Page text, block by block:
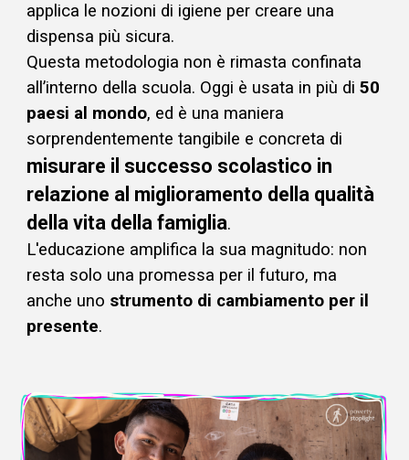
applica le nozioni di igiene per creare una
dispensa più sicura.
Questa metodologia non è rimasta confinata
all’interno della scuola. Oggi è usata in più di50
paesi al mondo, ed è una maniera
sorprendentemente tangibile e concreta di
misurare il successo scolastico in
relazione al miglioramento della qualità
della vita della famiglia.
L'educazione amplifica la sua magnitudo: non
resta solo una promessa per il futuro, ma
anche uno strumento di cambiamento per il
presente.